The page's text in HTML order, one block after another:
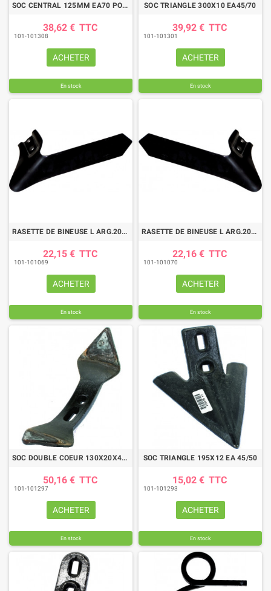
SOC CENTRAL 125MM EA70 POLYMAG RAU-SICAM
38,62 € TTC
101-101308
ACHETER
En stock
SOC TRIANGLE 300X10 EA45/70
39,92 € TTC
101-101301
ACHETER
En stock
RASETTE DE BINEUSE L ARG.200 D
22,15 € TTC
101-101069
ACHETER
En stock
RASETTE DE BINEUSE L ARG.200 G
22,16 € TTC
101-101070
ACHETER
En stock
SOC DOUBLE COEUR 130X20X440 EA45/75 RECHARGE
50,16 € TTC
101-101297
ACHETER
En stock
SOC TRIANGLE 195X12 EA 45/50
15,02 € TTC
101-101293
ACHETER
En stock